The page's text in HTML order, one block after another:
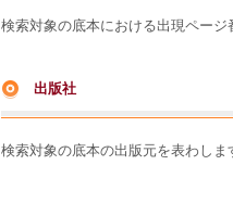
検索対象の底本における出現ペー
出版社
検索対象の底本の出版元を表わしま